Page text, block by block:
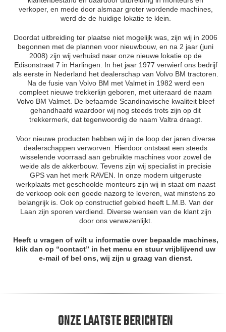
verkoper, en mede door alsmaar groter wordende machines,
werd de de huidige lokatie te klein.
Doordat uitbreiding ter plaatse niet mogelijk was, zijn wij in 2006
begonnen met de plannen voor nieuwbouw, en na 2 jaar (juni
2008) zijn wij verhuisd naar onze nieuwe lokatie op de
Edisonstraat 7 in Harlingen. In het jaar 1977 verwierf ons bedrijf
als eerste in Nederland het dealerschap van Volvo BM tractoren.
Na de fusie van Volvo BM met Valmet in 1982 werd een
compleet nieuwe trekkerlijn geboren, met uiteraard de naam
Volvo BM Valmet. De befaamde Scandinavische kwaliteit bleef
gehandhaafd waardoor wij nog steeds trots zijn op dit
trekkermerk, dat tegenwoordig de naam Valtra draagt.
Voor nieuwe producten hebben wij in de loop der jaren diverse
dealerschappen verworven. Hierdoor ontstaat een steeds
wisselende voorraad aan gebruikte machines voor zowel de
weide als de akkerbouw. Tevens zijn wij specialist in precisie
GPS van het merk RAVEN. In onze modern uitgeruste
werkplaats met geschoolde monteurs zijn wij in staat om naast
de verkoop ook een goede nazorg te leveren, wat minstens zo
belangrijk is. Ook op constructief gebied heeft L.M.B. Van der
Laan zijn sporen verdiend. Diverse wensen van de klant zijn
door ons verwezenlijkt.
Heeft u vragen of wilt u informatie over bepaalde machines,
klik dan op “contact” in het menu en stuur vrijblijvend uw
e-mail of bel ons, wij zijn u graag van dienst.
ONZE LAATSTE BERICHTEN